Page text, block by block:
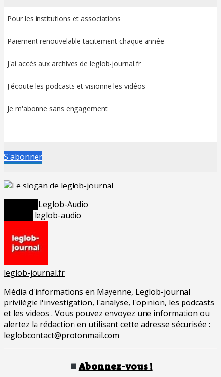
Pour les institutions et associations
Paiement renouvelable tacitement chaque année
J'ai accès aux archives de leglob-journal.fr
J'écoute les podcasts et visionne les vidéos
Je m'abonne sans engagement
S'abonner
Leglob-Audio
leglob-audio
leglob-journal.fr
Média d'informations en Mayenne, Leglob-journal
privilégie l'investigation, l'analyse, l'opinion, les podcasts
et les videos . Vous pouvez envoyez une information ou
alertez la rédaction en utilisant cette adresse sécurisée :
leglobcontact@protonmail.com
Abonnez-vous !